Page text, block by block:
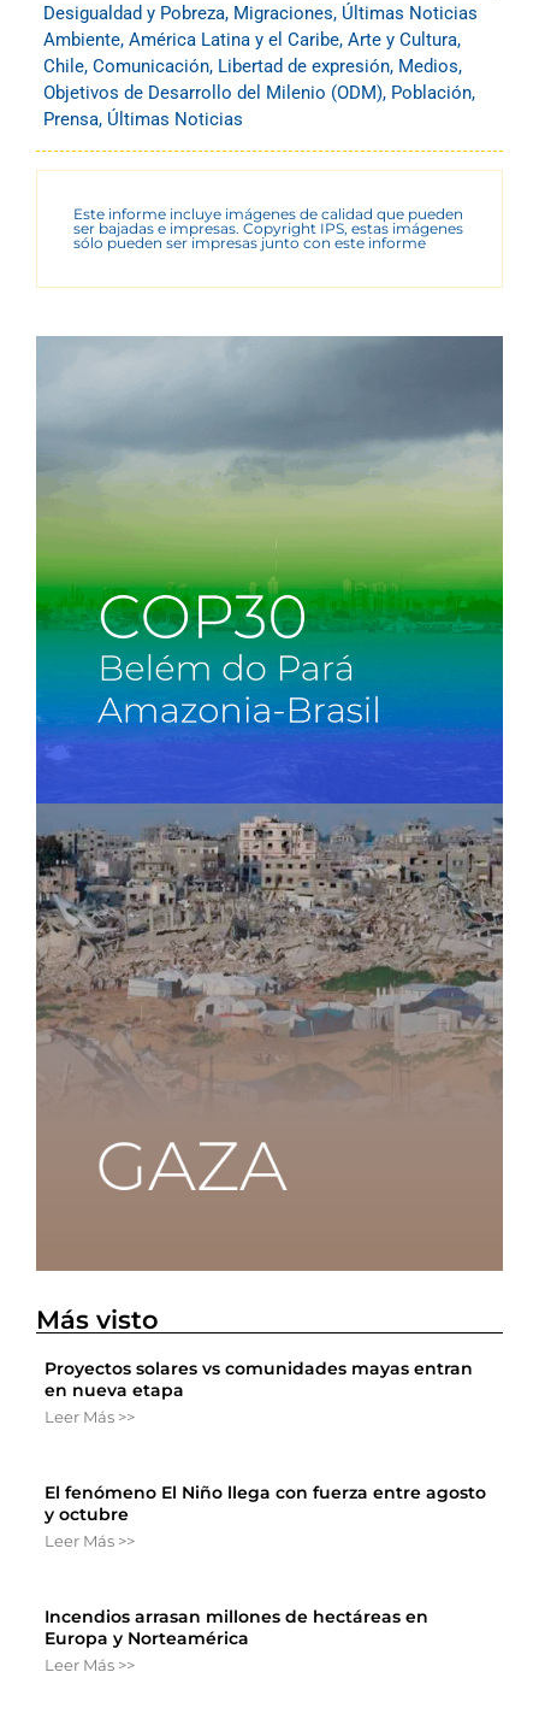
Desigualdad y Pobreza, Migraciones, Últimas Noticias
Ambiente, América Latina y el Caribe, Arte y Cultura,
Chile, Comunicación, Libertad de expresión, Medios,
Objetivos de Desarrollo del Milenio (ODM), Población,
Prensa, Últimas Noticias
Este informe incluye imágenes de calidad que pueden
ser bajadas e impresas. Copyright IPS, estas imágenes
sólo pueden ser impresas junto con este informe
Más visto
Proyectos solares vs comunidades mayas entran
en nueva etapa
Leer Más >>
El fenómeno El Niño llega con fuerza entre agosto
y octubre
Leer Más >>
Incendios arrasan millones de hectáreas en
Europa y Norteamérica
Leer Más >>